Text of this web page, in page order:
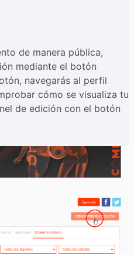
de manera pública,
mediante el botón
navegarás al perfil
cómo se visualiza tu
de edición con el botón